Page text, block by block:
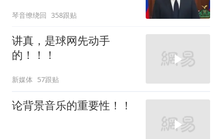
琴音缭绕回 358跟贴
讲真，是球网先动手
的！！！
新媒体 57跟贴
论背景音乐的重要性！！